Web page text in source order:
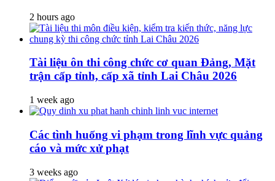
2 hours ago
Tài liệu ôn thi công chức cơ quan Đảng, Mặt
trận cấp tỉnh, cấp xã tỉnh Lai Châu 2026
1 week ago
Các tình huống vi phạm trong lĩnh vực quảng
cáo và mức xử phạt
3 weeks ago